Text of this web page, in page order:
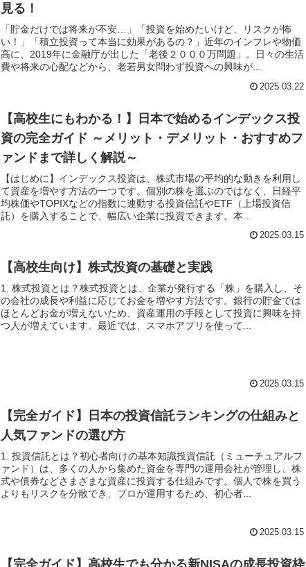
見る！
「貯金だけでは将来が不安…」「投資を始めたいけど、リスクが怖
い！」「積立投資って本当に効果があるの？」近年のインフレや物価
高に、2019年に金融庁が出した「老後２０００万問題」。日々の生活
費や将来の心配などから、老若男女問わず投資への興味が...
2025.03.22
【高校生にもわかる！】日本で始めるインデックス投
資の完全ガイド ～メリット・デメリット・おすすめフ
ァンドまで詳しく解説～
【はじめに】インデックス投資は、株式市場の平均的な動きを利用し
て資産を増やす方法の一つです。個別の株を選ぶのではなく、日経平
均株価やTOPIXなどの指数に連動する投資信託やETF（上場投資信
託）を購入することで、幅広い企業に投資できます。本...
2025.03.15
【高校生向け】株式投資の基礎と実践
1. 株式投資とは？株式投資とは、企業が発行する「株」を購入し、そ
の会社の成長や利益に応じてお金を増やす方法です。銀行の貯金では
ほとんどお金が増えないため、資産運用の手段として投資に興味を持
つ人が増えています。最近では、スマホアプリを使って...
2025.03.15
【完全ガイド】日本の投資信託ランキングの仕組みと
人気ファンドの選び方
1. 投資信託とは？初心者向けの基本知識投資信託（ミューチュアルフ
ァンド）は、多くの人から集めた資金を専門の運用会社が管理し、株
式や債券などさまざまな資産に投資する仕組みです。個人で株を買う
よりもリスクを分散でき、プロが運用するため、初心者...
2025.03.15